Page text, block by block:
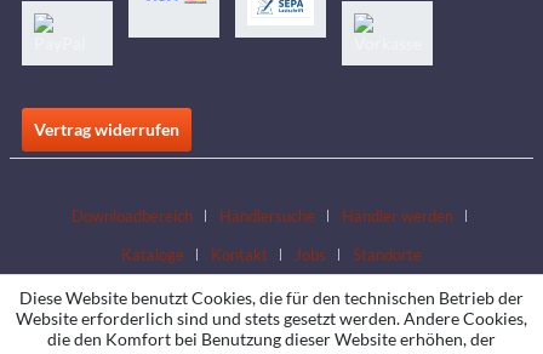
Vertrag widerrufen
Downloadbereich Händlersuche
Händler werden
Kataloge
Kontakt Jobs Standorte
Diese Website benutzt Cookies, die für den technischen Betrieb der
Website erforderlich sind und stets gesetzt werden. Andere Cookies,
die den Komfort bei Benutzung dieser Website erhöhen, der